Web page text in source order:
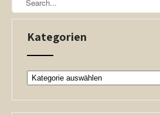
Kategorien
Kategorien